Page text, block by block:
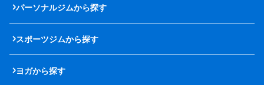
パーソナルジムから探す
スポーツジムから探す
ヨガから探す